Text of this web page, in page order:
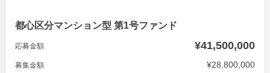
都心区分マンション型 第1号ファンド
応募金額 ¥41,500,000
募集金額 ¥28,800,000